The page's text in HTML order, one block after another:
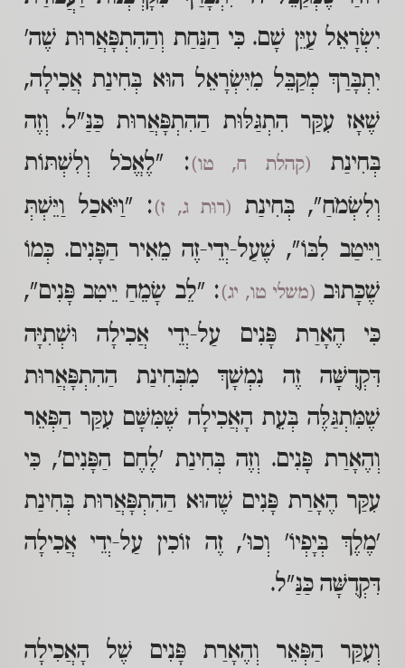
יִשְׂרָאֵל עַיֵּן שָׁם. כִּי הַנַּחַת וְהַהִתְפָּאֲרוּת שֶׁה'
יִתְבָּרַךְ מְקַבֵּל מִיִּשְׂרָאֵל הוּא בְּחִינַת אֲכִילָה,
שֶׁאָז עִקַּר הִתְגַּלּוּת הַהִתְפָּאֲרוּת כַּנַּ"ל. וְזֶה
בְּחִינַת
(קהלת ח, טו): "לֶאֱכֹל וְלִשְׁתּוֹת
וְלִשְׂמֹחַ", בְּחִינַת (רוּת ג, ז): "וַיֹּאכַל וַיֵּשְׁתְּ
וַיִּיטַב לִבּוֹ", שֶׁעַל-יְדֵי-זֶה מֵאִיר הַפָּנִים. כְּמוֹ
שֶׁכָּתוּב (משלי טו, יג): "לֵב שָׂמֵחַ יֵיטִב פָּנִים",
כִּי הֶאָרַת פָּנִים עַל-יְדֵי אֲכִילָה וּשְׁתִיָּה
דִּקְדֻשָּׁה זֶה נִמְשָׁךְ מִבְּחִינַת הַהִתְפָּאֲרוּת
שֶׁמִּתְגַּלֶּה בְּעֵת הָאֲכִילָה שֶׁמִּשָּׁם עִקַּר הַפְּאֵר
וְהֶאָרַת פָּנִים. וְזֶה בְּחִינַת 'לֶחֶם הַפָּנִים', כִּי
עִקַּר הֶאָרַת פָּנִים שֶׁהוּא הַהִתְפָּאֲרוּת בְּחִינַת
'מֶלֶךְ בְּיָפְיוֹ' וְכוּ', זֶה זוֹכִין עַל-יְדֵי אֲכִילָה
דִּקְדֻשָּׁה כַּנַּ"ל.
וְעִקַּר הַפְּאֵר וְהֶאָרַת פָּנִים שֶׁל הָאֲכִילָה